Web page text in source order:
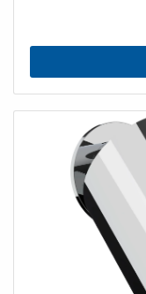
Cadre
LED intégré
Télécommande
Alimentation par
extérieure environ
8 l/min à 3 bars